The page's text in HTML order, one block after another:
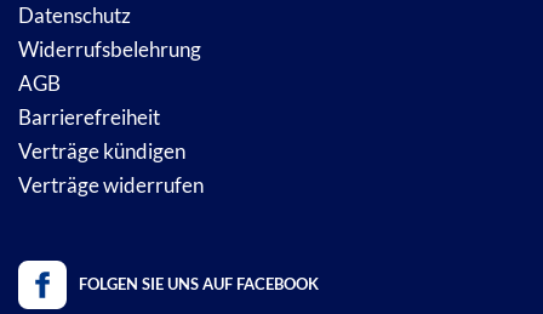
Datenschutz
Widerrufsbelehrung
AGB
Barrierefreiheit
Verträge kündigen
Verträge widerrufen
FOLGEN SIE UNS AUF FACEBOOK